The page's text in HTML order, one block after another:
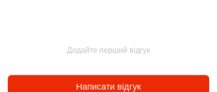
Додайте перший відгук
Написати відгук